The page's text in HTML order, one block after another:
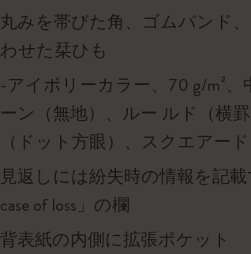
丸みを帯びた角、ゴムバンド
わせた栞ひも
-アイボリーカラー、70 g/m²、
ーン（無地）、ルー ルド（横
（ドット方眼）、スクエアード
見返しには紛失時の情報を記
case of loss」の欄
背表紙の内側に拡張ポケット